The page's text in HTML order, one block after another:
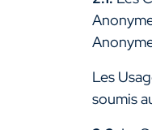
Les
soumis